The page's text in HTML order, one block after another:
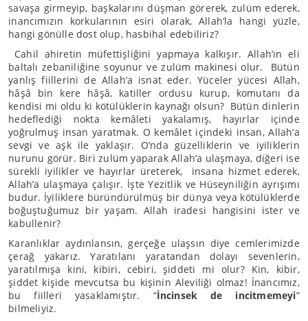
savaşa girmeyip, başkalarını düşman görerek, zulüm ederek,
inancımızın korkularının esiri olarak, Allah’la hangi yüzle,
hangi gönülle dost olup, hasbihal edebiliriz?
Cahil ahiretin müfettişliğini yapmaya kalkışır. Allah’ın eli
baltalı zebaniliğine soyunur ve zulüm makinesi olur. Bütün
yanlış fiillerini de Allah’a isnat eder. Yüceler yücesi Allah,
hâşâ bin kere hâşâ, katiller ordusu kurup, komutanı da
kendisi mi oldu ki kötülüklerin kaynağı olsun? Bütün dinlerin
hedeflediği nokta kemâleti yakalamış, hayırlar içinde
yoğrulmuş insan yaratmak. O kemâlet içindeki insan, Allah’a
sevgi ve aşk ile yaklaşır. O’nda güzelliklerin ve iyiliklerin
nurunu görür. Biri zulüm yaparak Allah’a ulaşmaya, diğeri ise
sürekli iyilikler ve hayırlar üreterek, insana hizmet ederek,
Allah’a ulaşmaya çalışır. İşte Yezitlik ve Hüseyniliğin ayrışımı
budur. İyiliklere büründürülmüş bir dünya veya kötülüklerde
boğuştuğumuz bir yaşam. Allah iradesi hangisini ister ve
kabullenir?
Karanlıklar aydınlansın, gerçeğe ulaşsın diye cemlerimizde
çerağ yakarız. Yaratılanı yaratandan dolayı sevenlerin,
yaratılmışa kini, kibiri, cebiri, şiddeti mi olur? Kin, kibir,
şiddet kişide mevcutsa bu kişinin Aleviliği olmaz! İnancımız,
bu fiilleri yasaklamıştır. “İncinsek de incitmemeyi”
bilmeliyiz.